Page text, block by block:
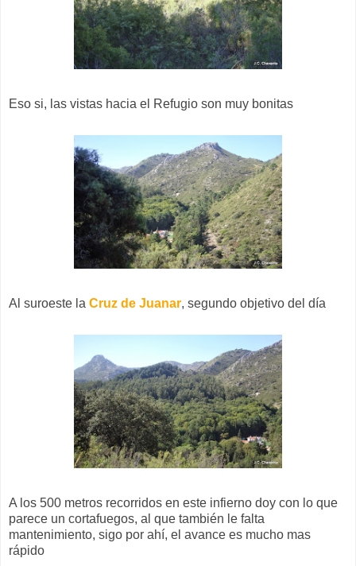
Eso si, las vistas hacia el Refugio son muy bonitas
Al suroeste la Cruz de Juanar, segundo objetivo del día
A los 500 metros recorridos en este infierno doy con lo que
parece un cortafuegos, al que también le falta
mantenimiento, sigo por ahí, el avance es mucho mas
rápido